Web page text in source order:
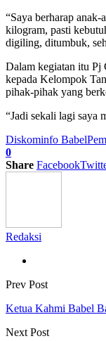
“Saya berharap
kilogram, pasti
digiling, ditumbuk,
Dalam kegiatan itu Pj
kepada Kelompok
pihak-pihak yang
“Jadi sekali lagi saya
Diskominfo Babel
0
Share Facebook
Redaksi
Prev Post
Ketua Kahmi Babel
Next Post